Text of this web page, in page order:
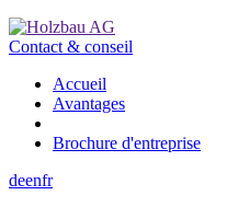
Contact & conseil
Accueil
Avantages
Brochure d'entreprise
deenfr